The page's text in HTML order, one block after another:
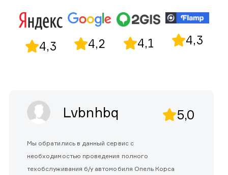
4,3 4,2 4,1 4,3
Lvbnhbq 5,0
Мы обратились в данный сервис с
необходимостью проведения полного
техобслуживания б/у автомобиля Опель Корса